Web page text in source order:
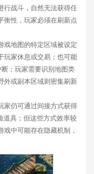
行战斗，自然无法获得任
衡性，玩家必须在刷新点
戏地图的特定区域被设定
玩家休息或交易；也可能
；玩家需要识别地图类
外或副本区域则密集刷新
家仍可通过间接方式获得
道具；但这些方式效率较
中可能存在隐藏机制，